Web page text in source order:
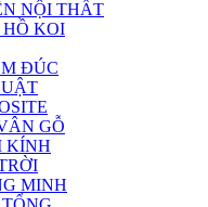
NỘI THẤT
KOI
ĐÚC
GỖ
KÍNH
MINH